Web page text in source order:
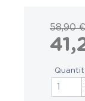
58,90